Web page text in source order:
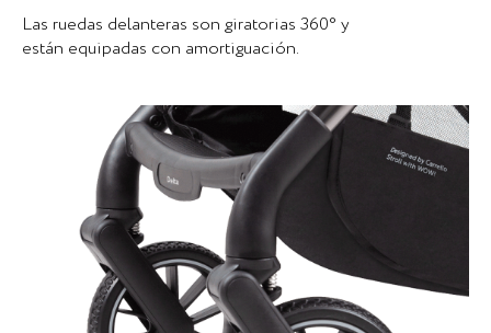
Las ruedas delanteras son giratorias 360° y
están equipadas con amortiguación.